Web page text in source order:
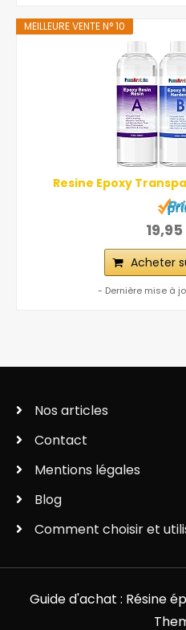
MEILLEURE VENTE N° 10
Resine Epoxy
19,95
Acheter
- Dernière mise à
Nos articles
Contact
Mentions légales
Blog
Comment choisir et
Guide d'achat : Résine